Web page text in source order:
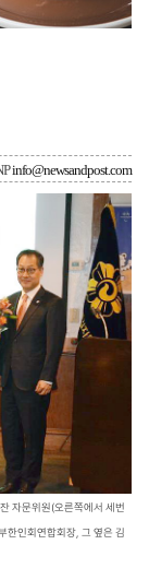
info@newsandpost.com
자문위원(오른쪽에서 세번
한인회연합회장, 그 옆은 김